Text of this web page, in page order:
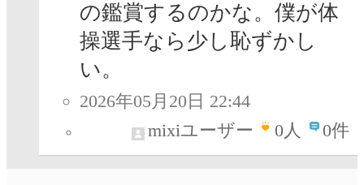
の鑑賞するのかな。僕が体
操選手なら少し恥ずかし
い。
2026年05月20日 22:44
mixiユーザー
0人 0件